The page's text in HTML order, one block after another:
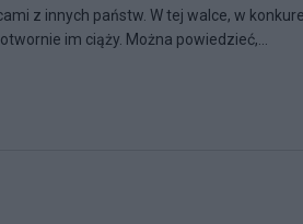
z innych państw. W tej walce, w
im ciąży. Można powiedzieć,...